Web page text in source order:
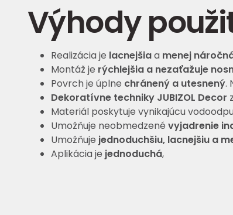
Výhody
Realizácia je lacnejšiaa menej
Montáž je rýchlejšia a nezaťažuje
Povrch je úplne chránený a utesnený.
Dekoratívne techniky JUBIZOL Decor
Materiál poskytuje vynikajúcu
Umožňuje neobmedzené vyjadrenie
Umožňuje jednoduchšiu, lacnejšiu a
Aplikácia je jednoduchá,